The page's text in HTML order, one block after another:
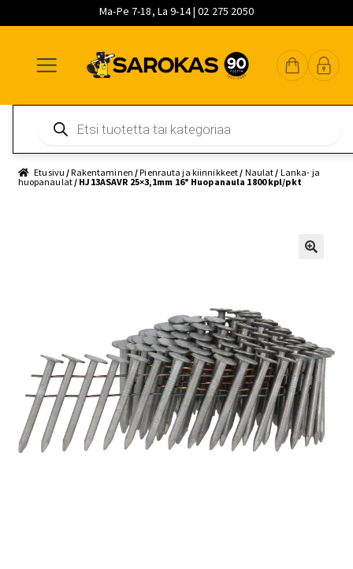
Ma-Pe 7-18, La 9-14 | 02 275 2050
navigointiin
sisältöön
pääsisältöön
search
Etusivu /Rakentaminen /Pienrauta ja kiinnikkeet / Naulat / Lanka- ja
huopanaulat/ HJ13ASAVR 25×3,1mm 16° Huopanaula 1800 kpl/pkt